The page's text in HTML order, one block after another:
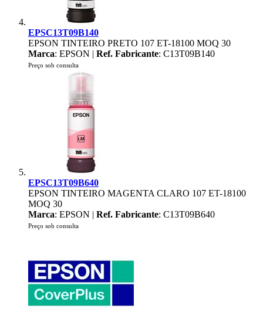
EPSC13T09B140
EPSON TINTEIRO PRETO 107 ET-18100 MOQ 30
Marca: EPSON | Ref. Fabricante: C13T09B140
Preço sob consulta
EPSC13T09B640
EPSON TINTEIRO MAGENTA CLARO 107 ET-18100
MOQ 30
Marca: EPSON | Ref. Fabricante: C13T09B640
Preço sob consulta